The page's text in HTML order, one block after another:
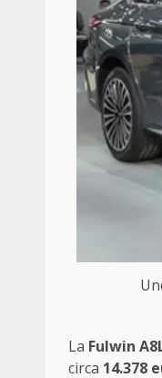
La Fulwin
circa 14.378